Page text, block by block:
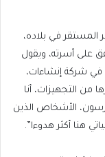
المستقر في بلاده،
على أسرته، ويقول
في شركة إنشاءات،
من التجهيزات، أنا
الأشخاص الذين
هنا أكثر هدوءا”.